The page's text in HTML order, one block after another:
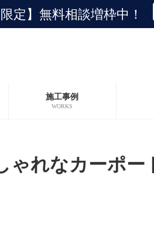
限定】無料相談増枠中！
施工事例
WORKS
ゃれなカーポー